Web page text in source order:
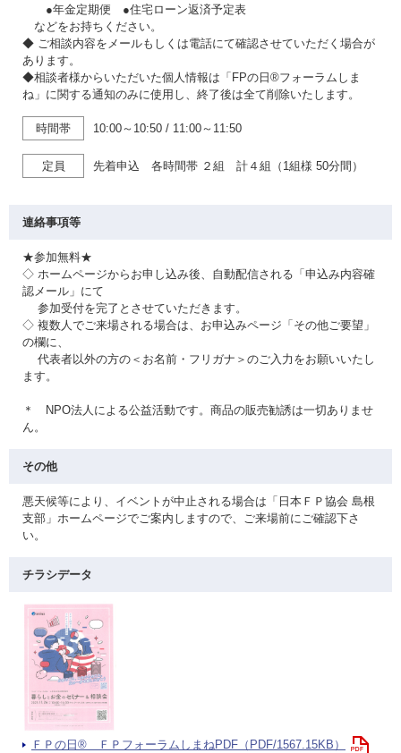
●年金定期便 ●住宅ローン返済予定表
などをお持ちください。
◆ ご相談内容をメールもしくは電話にて確認させていただく場合が
あります。
◆相談者様からいただいた個人情報は「FPの日®フォーラムしま
ね」に関する通知のみに使用し、終了後は全て削除いたします。
時間帯 10:00～10:50 / 11:00～11:50
定員 先着申込 各時間帯 ２組 計４組（1組様 50分間）
連絡事項等
★参加無料★
◇ ホームページからお申し込み後、自動配信される「申込み内容確
認メール」にて
参加受付を完了とさせていただきます。
◇ 複数人でご来場される場合は、お申込みページ「その他ご要望」
の欄に、
代表者以外の方の＜お名前・フリガナ＞のご入力をお願いいたし
ます。
＊ NPO法人による公益活動です。商品の販売勧誘は一切ありませ
ん。
その他
悪天候等により、イベントが中止される場合は「日本ＦＰ協会 島根
支部」ホームページでご案内しますので、ご来場前にご確認下さ
い。
チラシデータ
ＦＰの日® ＦＰフォーラムしまねPDF（PDF/1567.15KB）